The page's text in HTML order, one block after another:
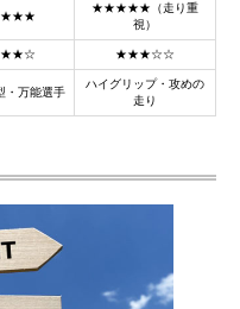
★★★★★（走り重
視）
★★★☆☆
・万能選手
ハイグリップ・攻めの
走り